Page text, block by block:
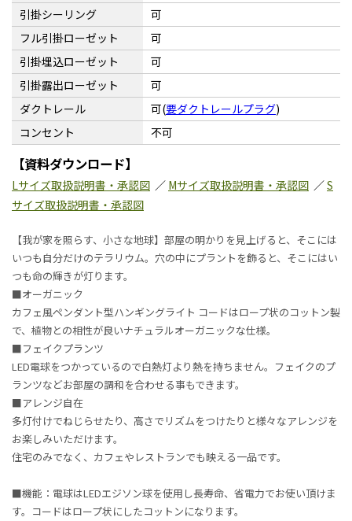
引掛シーリング
可
フル引掛ローゼット
可
引掛埋込ローゼット
可
引掛露出ローゼット
可
ダクトレール
可(要ダクトレールプラグ)
コンセント
不可
【資料ダウンロード】
Lサイズ取扱説明書・承認図 ／ Mサイズ取扱説明書・承認図 ／S
サイズ取扱説明書・承認図
【我が家を照らす、小さな地球】部屋の明かりを見上げると、そこには
いつも自分だけのテラリウム。穴の中にプラントを飾ると、そこにはい
つも命の輝きが灯ります。
■オーガニック
カフェ風ペンダント型ハンギングライト コードはロープ状のコットン製
で、植物との相性が良いナチュラルオーガニックな仕様。
■フェイクプランツ
LED電球をつかっているので白熱灯より熱を持ちません。フェイクのプ
ランツなどお部屋の調和を合わせる事もできます。
■アレンジ自在
多灯付けでねじらせたり、高さでリズムをつけたりと様々なアレンジを
お楽しみいただけます。
住宅のみでなく、カフェやレストランでも映える一品です。
■機能：電球はLEDエジソン球を使用し長寿命、省電力でお使い頂けま
す。コードはロープ状にしたコットンになります。